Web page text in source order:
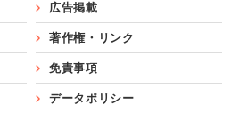
広告掲載
著作権・リンク
免責事項
データポリシー